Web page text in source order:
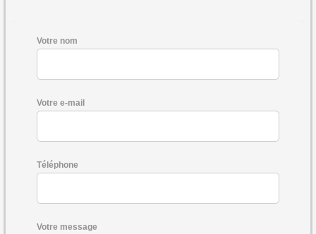
Votre nom
Votre e-mail
Téléphone
Votre message